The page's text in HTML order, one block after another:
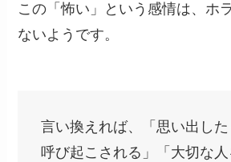
この「怖い」という感情は、ホ
ないようです。
言い換えれば、「思い出し
呼び起こされる」「大切な